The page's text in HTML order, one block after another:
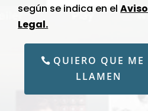
según se indica en elAviso
Legal.
QUIERO QUE ME
LLAMEN